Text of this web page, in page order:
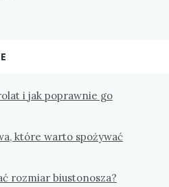
i jak poprawnie go
które warto spożywać
rozmiar biustonosza?